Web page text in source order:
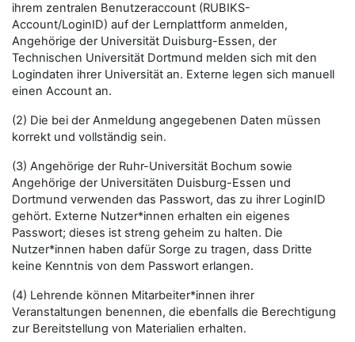
ihrem zentralen Benutzeraccount (RUBIKS-
Account/LoginID) auf der Lernplattform anmelden,
Angehörige der Universität Duisburg-Essen, der
Technischen Universität Dortmund melden sich mit den
Logindaten ihrer Universität an. Externe legen sich manuell
einen Account an.
(2) Die bei der Anmeldung angegebenen Daten müssen
korrekt und vollständig sein.
(3) Angehörige der Ruhr-Universität Bochum sowie
Angehörige der Universitäten Duisburg-Essen und
Dortmund verwenden das Passwort, das zu ihrer LoginID
gehört. Externe Nutzer*innen erhalten ein eigenes
Passwort; dieses ist streng geheim zu halten. Die
Nutzer*innen haben dafür Sorge zu tragen, dass Dritte
keine Kenntnis von dem Passwort erlangen.
(4) Lehrende können Mitarbeiter*innen ihrer
Veranstaltungen benennen, die ebenfalls die Berechtigung
zur Bereitstellung von Materialien erhalten.